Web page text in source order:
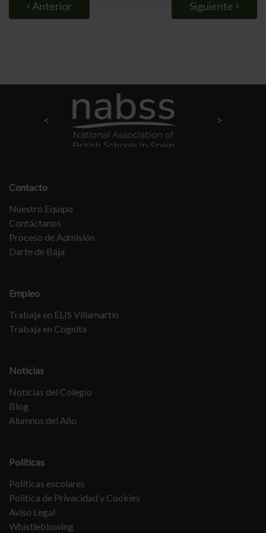
Anterior Siguiente
Contacto
Nuestro Equipo
Contáctanos
Proceso de Admisión
Darte de Baja
Empleo
Trabaja en ELIS Villamartín
Trabaja en Cognita
Noticias
Noticias del Colegio
Blog
Alumnus del Año
Políticas
Políticas escolares
Politica de Privacidad y Cookies
Aviso Legal
Whistleblowing